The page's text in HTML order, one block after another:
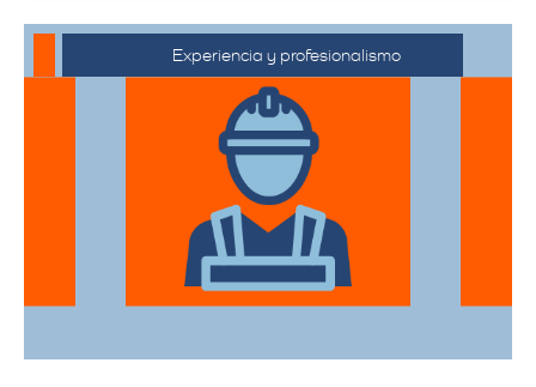
Experiencia y profesionalismo
El equipo de expertos en mudanzas de
alta gama está capacitado para manejar
desde objetos delicados hasta muebles
de gran tamaño con el mayor cuidado.